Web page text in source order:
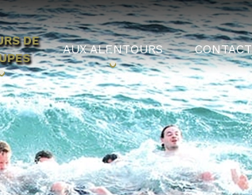
DE
AUX ALENTOURS CONTACT